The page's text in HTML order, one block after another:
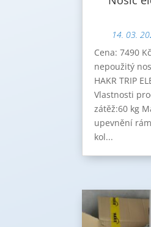
14. 03.
Cena: 7490
nepoužitý
HAKR TRIP
Vlastnosti
zátěž:60 kg
upevnění
kol...